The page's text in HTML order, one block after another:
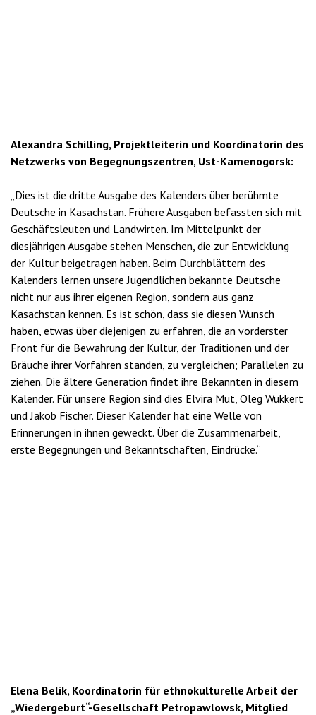
Alexandra Schilling, Projektleiterin und Koordinatorin des
Netzwerks von Begegnungszentren, Ust-Kamenogorsk:
„Dies ist die dritte Ausgabe des Kalenders über berühmte
Deutsche in Kasachstan. Frühere Ausgaben befassten sich mit
Geschäftsleuten und Landwirten. Im Mittelpunkt der
diesjährigen Ausgabe stehen Menschen, die zur Entwicklung
der Kultur beigetragen haben. Beim Durchblättern des
Kalenders lernen unsere Jugendlichen bekannte Deutsche
nicht nur aus ihrer eigenen Region, sondern aus ganz
Kasachstan kennen. Es ist schön, dass sie diesen Wunsch
haben, etwas über diejenigen zu erfahren, die an vorderster
Front für die Bewahrung der Kultur, der Traditionen und der
Bräuche ihrer Vorfahren standen, zu vergleichen; Parallelen zu
ziehen. Die ältere Generation findet ihre Bekannten in diesem
Kalender. Für unsere Region sind dies Elvira Mut, Oleg Wukkert
und Jakob Fischer. Dieser Kalender hat eine Welle von
Erinnerungen in ihnen geweckt. Über die Zusammenarbeit,
erste Begegnungen und Bekanntschaften, Eindrücke.“
Elena Belik, Koordinatorin für ethnokulturelle Arbeit der
„Wiedergeburt“-Gesellschaft Petropawlowsk, Mitglied